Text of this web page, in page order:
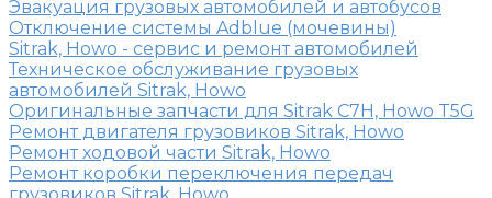
Эвакуация грузовых автомобилей и автобусов
Отключение системы Adblue (мочевины)
Sitrak, Howo - сервис и ремонт автомобилей
Техническое обслуживание грузовых
автомобилей Sitrak, Howo
Оригинальные запчасти для Sitrak C7H, Howo T5G
Ремонт двигателя грузовиков Sitrak, Howo
Ремонт ходовой части Sitrak, Howo
Ремонт коробки переключения передач
грузовиков Sitrak, Howo